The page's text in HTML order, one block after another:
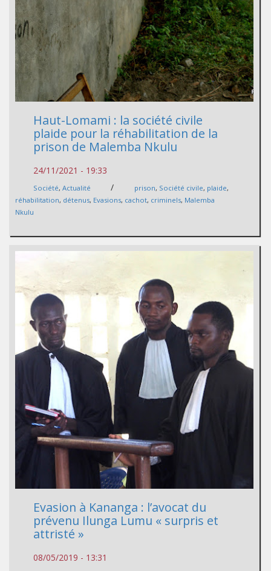
Haut-Lomami : la société civile
plaide pour la réhabilitation de la
prison de Malemba Nkulu
24/11/2021 - 19:33
Société, Actualité / prison, Société civile, plaide,
réhabilitation, détenus, Evasions, cachot, criminels, Malemba
Nkulu
Evasion à Kananga : l’avocat du
prévenu Ilunga Lumu « surpris et
attristé »
08/05/2019 - 13:31